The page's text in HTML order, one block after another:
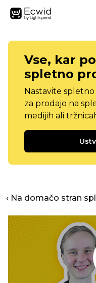
Vse, kar
spletno
Nastavite
za prodajo na
medijih ali
‹ Na domačo stran